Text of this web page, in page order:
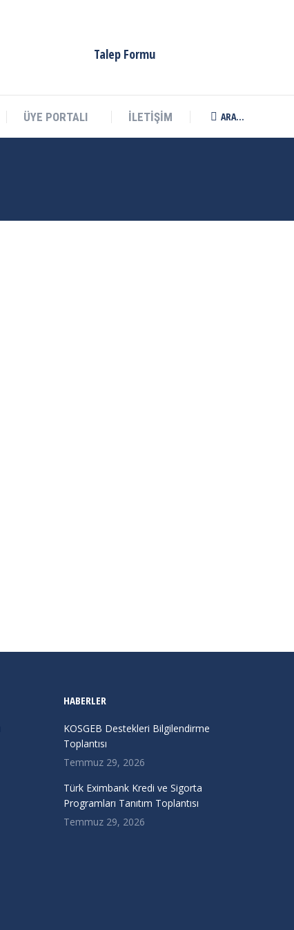
Talep Formu
ÜYE PORTALI İLETİŞİM Search:
ARA...
HABERLER
KOSGEB Destekleri Bilgilendirme
Toplantısı
Temmuz 29, 2026
Türk Eximbank Kredi ve Sigorta
Programları Tanıtım Toplantısı
Temmuz 29, 2026